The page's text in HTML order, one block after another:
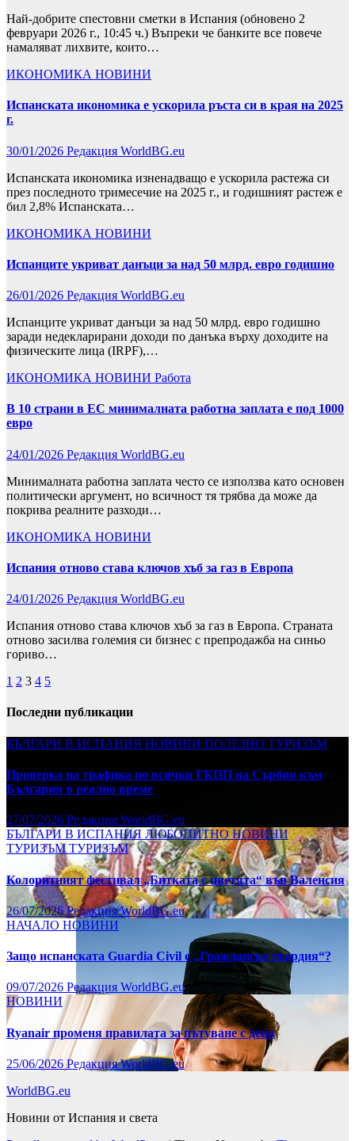
Най-добрите спестовни сметки в Испания (обновено 2
февруари 2026 г., 10:45 ч.) Въпреки че банките все повече
намаляват лихвите, които…
ИКОНОМИКА НОВИНИ
Испанската икономика е ускорила ръста си в края на 2025
г.
30/01/2026 Редакция WorldBG.eu
Испанската икономика изненадващо е ускорила растежа си
през последното тримесечие на 2025 г., и годишният растеж е
бил 2,8% Испанската…
ИКОНОМИКА НОВИНИ
Испанците укриват данъци за над 50 млрд. евро годишно
26/01/2026 Редакция WorldBG.eu
Испанците укриват данъци за над 50 млрд. евро годишно
заради недекларирани доходи по данъка върху доходите на
физическите лица (IRPF),…
ИКОНОМИКА НОВИНИ Работа
В 10 страни в ЕС минималната работна заплата е под 1000
евро
24/01/2026 Редакция WorldBG.eu
Минималната работна заплата често се използва като основен
политически аргумент, но всичност тя трябва да може да
покрива реалните разходи…
ИКОНОМИКА НОВИНИ
Испания отново става ключов хъб за газ в Европа
24/01/2026 Редакция WorldBG.eu
Испания отново става ключов хъб за газ в Европа. Страната
отново засилва големия си бизнес с препродажба на синьо
гориво…
Разделяне
на
на
страници
1 2 3 4 5
Последни публикации
БЪЛГАРИ В ИСПАНИЯ НОВИНИ ПОЛЕЗНО ТУРИЗЪМ
Проверка на трафика по всички ГКПП на Сърбия към
България в реално време
27/07/2026 Редакция WorldBG.eu
БЪЛГАРИ В ИСПАНИЯ ЛЮБОПИТНОНОВИНИ
ТУРИЗЪМТУРИЗЪМ
Колоритният фестивал „Битката с цветята“ във Валенсия
26/07/2026Редакция WorldBG.eu
НАЧАЛО НОВИНИ
Защо испанската Guardia Civil е „Гражданска гвардия“?
09/07/2026 Редакция WorldBG.eu
НОВИНИ
Ryanair променя правилата за пътуване с деца
25/06/2026Редакция WorldBG.eu
WorldBG.eu
Новини от Испания и света